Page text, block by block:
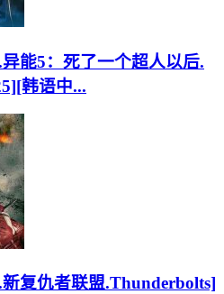
能5：死了一个超人以后.
韩语中...
复仇者联盟.Thunderbolts]